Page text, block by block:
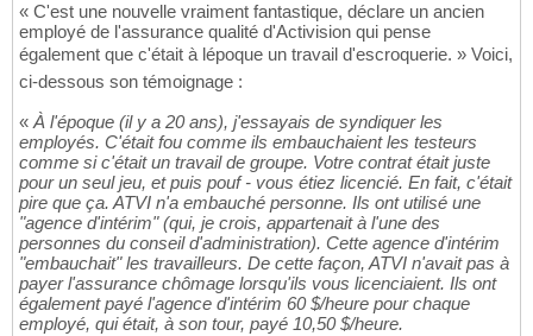
« C'est une nouvelle vraiment fantastique, déclare un ancien
employé de l'assurance qualité d'Activision qui pense
également que c'était à lépoque un travail d'escroquerie. » Voici,
ci-dessous son témoignage :
« À l'époque (il y a 20 ans), j'essayais de syndiquer les
employés. C'était fou comme ils embauchaient les testeurs
comme si c'était un travail de groupe. Votre contrat était juste
pour un seul jeu, et puis pouf - vous étiez licencié. En fait, c'était
pire que ça. ATVI n'a embauché personne. Ils ont utilisé une
"agence d'intérim" (qui, je crois, appartenait à l'une des
personnes du conseil d'administration). Cette agence d'intérim
"embauchait" les travailleurs. De cette façon, ATVI n'avait pas à
payer l'assurance chômage lorsqu'ils vous licenciaient. Ils ont
également payé l'agence d'intérim 60 $/heure pour chaque
employé, qui était, à son tour, payé 10,50 $/heure.